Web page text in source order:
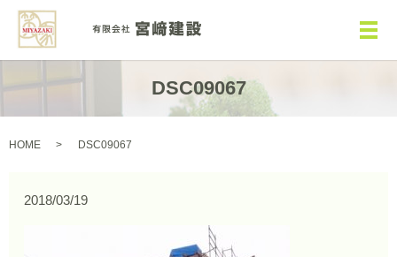
メ
DSC09067
HOME DSC09067
2018/03/19